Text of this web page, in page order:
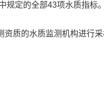
规定的全部43项水质指标。
的水质监测机构进行采